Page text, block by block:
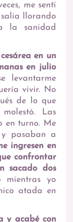
me sentí
salía llorando
la sanidad
en un
en julio
levantarme
vivir. No
de lo que
Las
en turno. Me
pasaban a
ingresen en
confrontar
sacado dos
mientras yo
atada en
y acabé con